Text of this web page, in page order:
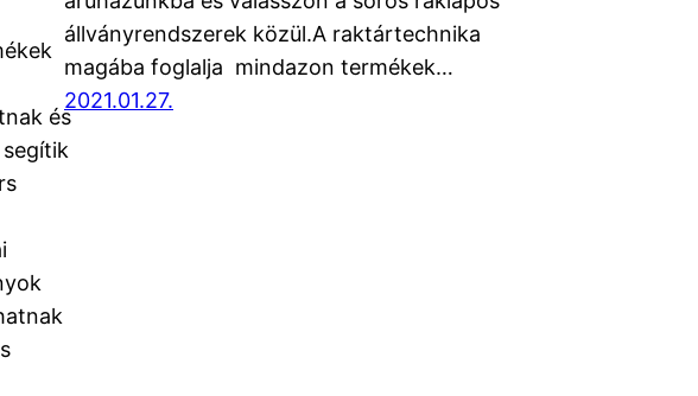
és
állványrendszerek közül.A raktártechnika
magába foglalja mindazon termékek…
2021.01.27.